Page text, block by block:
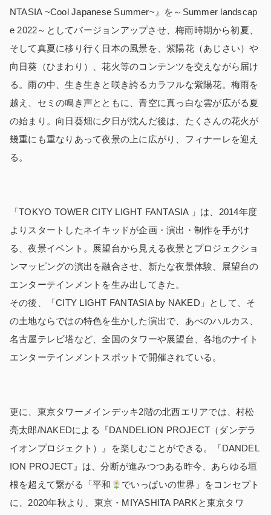
NTASIA ~Cool Japanese Summer~』を～Summer landscap
e 2022～としてバージョンアップさせ、梅雨時期から初夏、
そして真夏に移り行く日本の風景を、紫陽花（あじさい）や
向日葵（ひまわり）、花火等のコンテンツを交えながら届け
る。雨の中、生き生きと咲き誇るカラフルな紫陽花。梅雨を
越え、セミの鳴き声とともに、青空に真っ白な雲が広がる夏
の始まり。向日葵畑に夕日が沈んだ後は、たくさんの花火が
幾重にも重なりあって夜景の上に広がり、フィナーレを迎え
る。
「TOKYO TOWER CITY LIGHT FANTASIA 」は、2014年度
よりスタートしたネイキッドが企画・演出・制作を手がけ
る、夜景イベント。展望台から見える夜景とプロジェクショ
ンマッピングの演出を融合させ、新たな夜景体験、展望台の
エンターテインメントを生み出してきた。
その後、「CITY LIGHT FANTASIA by NAKED」として、そ
の土地ならではの特色を生かした演出で、あべのハルカス、
名古屋テレビ塔など、全国のタワーや展望台、各地のナイト
エンターテインメントスポットで開催されている。
更に、東京タワーメインデッキ2階の北西エリアでは、村松
亮太郎/NAKEDによる『DANDELION PROJECT（ダンデラ
イオンプロジェクト）』を楽しむことができる。『DANDEL
ION PROJECT』は、分断が進みつつある昨今、あらゆる垣
根を超えて繋がる「平和
でいっぱいの世界」をコンセプト
に、2020年秋より、東京・MIYASHITA PARKと東京タワ